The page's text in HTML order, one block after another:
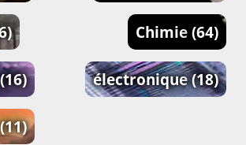
Chimie (64)
électronique(18)